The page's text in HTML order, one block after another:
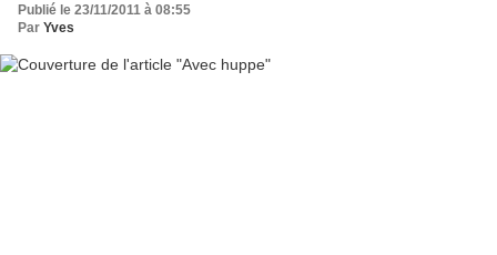
Publié le 23/11/2011 à 08:55
Par Yves